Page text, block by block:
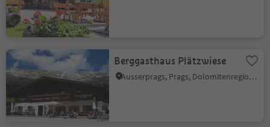
Berggasthaus Plätzwiese
Ausserprags, Prags, Dolomitenregion 3 Zinnen